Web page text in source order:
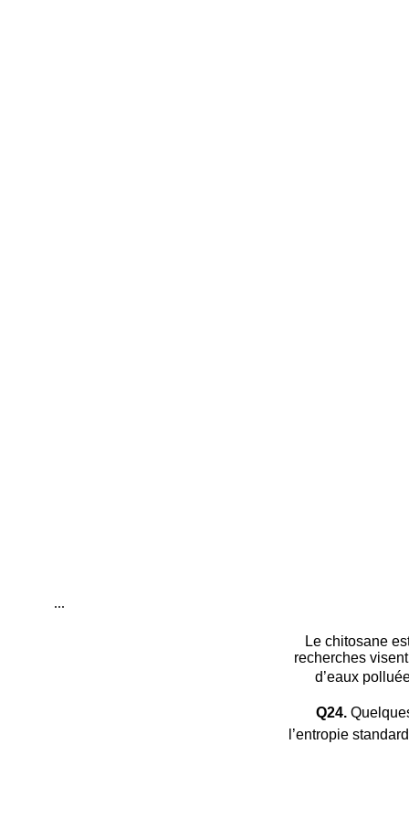
...
Le chitosane
recherches
d’eaux
Q24.
l’entropie